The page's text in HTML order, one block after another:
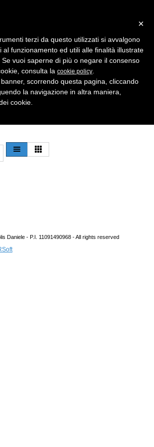
Selezione
Daniele - P.I. 11091490968 - All rights reserved
×
terzi da questo utilizzati si avvalgono
al funzionamento ed utili alle finalità illustrate
Se vuoi saperne di più o negare il consenso
consulta la cookie policy
scorrendo questa pagina, cliccando
la navigazione in altra maniera,
cookie.